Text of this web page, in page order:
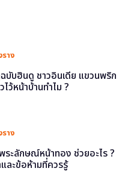
ราง
บับฮินดู ชาวอินเดีย แขวนพริก
ไว้หน้าบ้านทำไม ?
ราง
ระลักษณ์หน้าทอง ช่วยอะไร ?
ละข้อห้ามที่ควรรู้